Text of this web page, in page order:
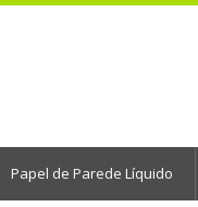
Papel de Parede Líquido